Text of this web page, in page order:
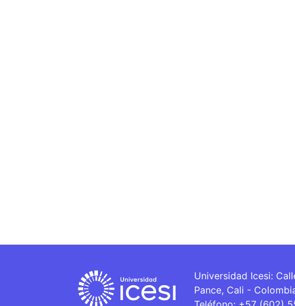
Universidad Icesi:
Pance, Cali -